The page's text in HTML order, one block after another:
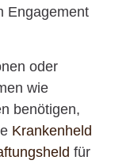
Engagement
oder
wie
benötigen,
Krankenheld
für